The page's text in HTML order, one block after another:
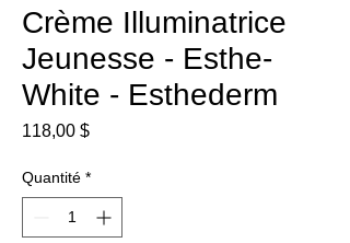
Crème Illuminatrice
Jeunesse - Esthe-
White - Esthederm
118,00 $Prix
Quantité *